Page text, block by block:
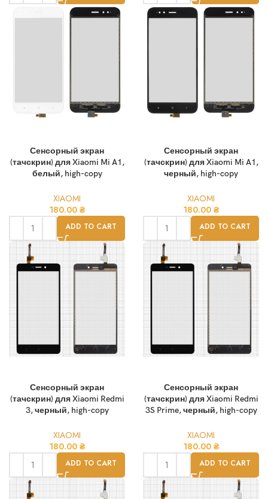
Сенсорный экран
(тачскрин) для Xiaomi Mi A1,
белый, high-copy
XIAOMI
180.00 ₴
ADD TO CART
Сенсорный экран
(тачскрин) для Xiaomi Mi A1,
черный, high-copy
XIAOMI
180.00 ₴
ADD TO CART
Сенсорный экран
(тачскрин) для Xiaomi Redmi
3, черный, high-copy
XIAOMI
180.00 ₴
ADD TO CART
Сенсорный экран
(тачскрин) для Xiaomi Redmi
3S Prime, черный, high-copy
XIAOMI
180.00 ₴
ADD TO CART